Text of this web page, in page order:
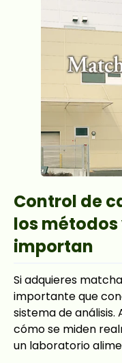
Control de
los
importan
Si adquieres
importante que
sistema de
cómo se miden
un laboratorio